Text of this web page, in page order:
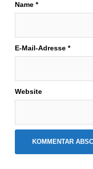
Name *
E-Mail-Adresse *
Website